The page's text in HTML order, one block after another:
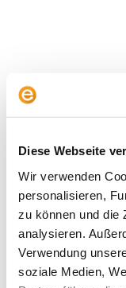
Diese Webseite
Wir verwenden
personalisieren,
zu können und die
analysieren.
Verwendung
soziale Medien,
2025
2024
2023
2022